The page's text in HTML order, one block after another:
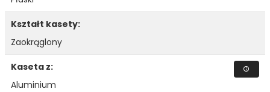
1205 1206
Kształt kasety:
Zaokrąglony
Kaseta z:
Aluminium